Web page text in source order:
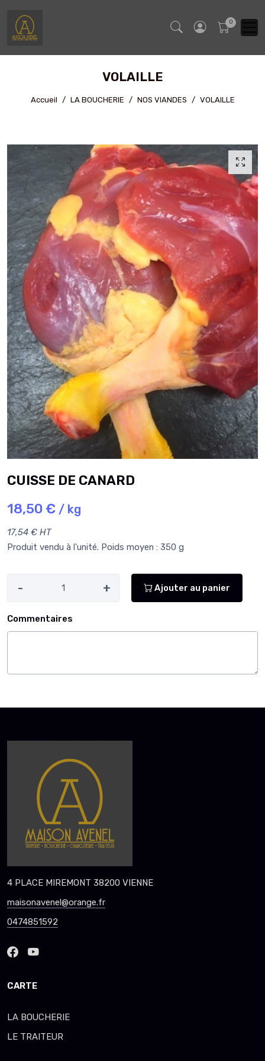
VOLAILLE
Accueil LA BOUCHERIE NOS VIANDES VOLAILLE
CUISSE DE CANARD
18,50 € / kg
17,54 € HT
Produit vendu à l'unité. Poids moyen : 350 g
- + Ajouter au panier
Commentaires
4 PLACE MIREMONT 38200 VIENNE
maisonavenel@orange.fr
0474851592
CARTE
LA BOUCHERIE
LE TRAITEUR